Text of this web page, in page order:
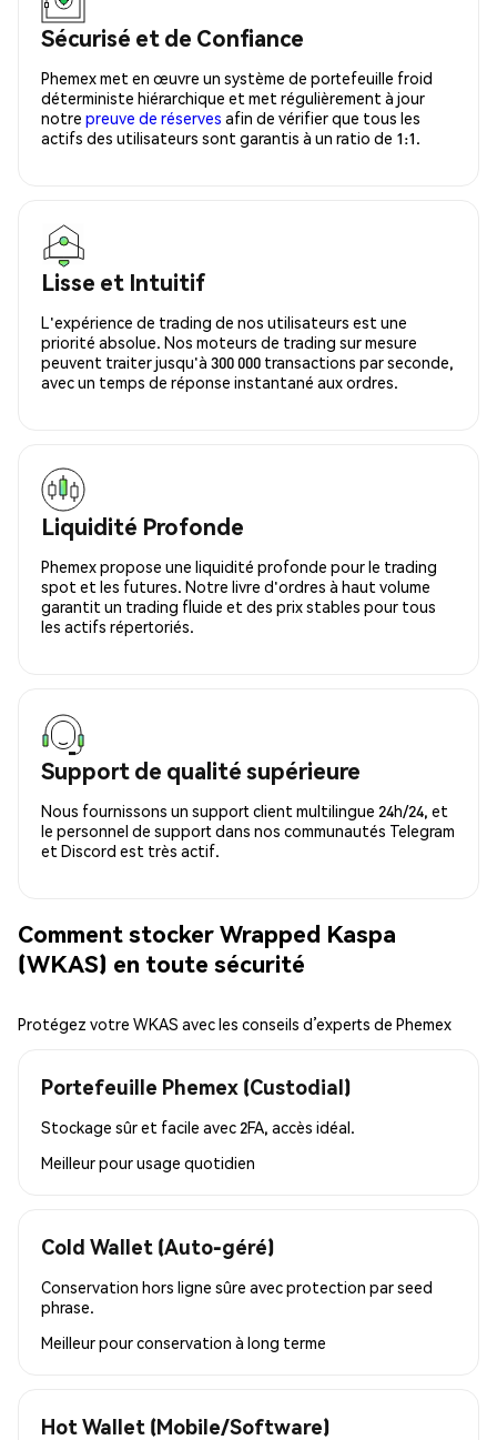
Sécurisé et de Confiance
Phemex met en œuvre un système de portefeuille froid
déterministe hiérarchique et met régulièrement à jour
notre preuve de réserves afin de vérifier que tous les
actifs des utilisateurs sont garantis à un ratio de 1:1.
Lisse et Intuitif
L'expérience de trading de nos utilisateurs est une
priorité absolue. Nos moteurs de trading sur mesure
peuvent traiter jusqu'à 300 000 transactions par seconde,
avec un temps de réponse instantané aux ordres.
Liquidité Profonde
Phemex propose une liquidité profonde pour le trading
spot et les futures. Notre livre d'ordres à haut volume
garantit un trading fluide et des prix stables pour tous
les actifs répertoriés.
Support de qualité supérieure
Nous fournissons un support client multilingue 24h/24, et
le personnel de support dans nos communautés Telegram
et Discord est très actif.
Comment stocker Wrapped Kaspa
(WKAS) en toute sécurité
Protégez votre WKAS avec les conseils d’experts de Phemex
Portefeuille Phemex (Custodial)
Stockage sûr et facile avec 2FA, accès idéal.
Meilleur pourusage quotidien
Cold Wallet (Auto-géré)
Conservation hors ligne sûre avec protection par seed
phrase.
Meilleur pourconservation à long terme
Hot Wallet (Mobile/Software)